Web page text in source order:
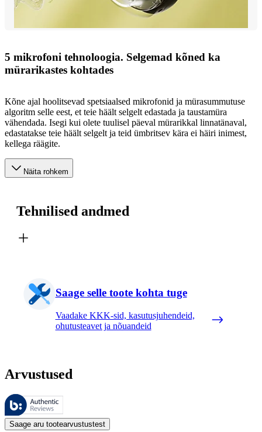
5 mikrofoni tehnoloogia. Selgemad kõned ka
mürarikastes kohtades
Kõne ajal hoolitsevad spetsiaalsed mikrofonid ja mürasummutuse
algoritm selle eest, et teie häält selgelt edastada ja taustamüra
vähendada. Isegi kui olete tuulisel päeval mürarikkal linnatänaval,
edastatakse teie häält selgelt ja teid ümbritsev kära ei häiri inimest,
kellega räägite.
Näita rohkem
Tehnilised andmed
Saage selle toote kohta tuge
Vaadake KKK-sid, kasutusjuhendeid,
ohutusteavet ja nõuandeid
Arvustused
Neid arvustusi haldab Bazaarvoice ja need vastavad Bazaarvoice’i
Kliendi arvamused toodete ja tärnihinnangute kujul on kasulikud
Saage aru tootearvustustest